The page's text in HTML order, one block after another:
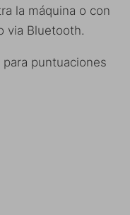
la máquina o con
via Bluetooth.
puntuaciones